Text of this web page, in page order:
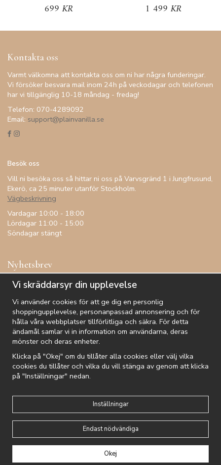
699 KR 1 499 KR
Kontakta oss
Varmt välkomna att kontakta oss om ni har några funderingar.
Vi försöker besvara mail inom 24h på veckodagar och telefonen
har vi tillgänglig 10-18 måndag - fredag!
Telefon: 070-4289092
Email: support@plainvanilla.se
Besök oss
Vill ni besöka oss så hittar ni oss på Varvsgränd 1 i Jungfrusund,
Ekerö, ca 25 minuter utanför Stockholm.
Vägbeskrivning
Vardagar 10:00 - 18:00
Lördagar 11:00 - 15:00
Söndagar stängt
Nyhetsbrev
Få inspiration, förtur till kampanjer, specialerbjudanden och
De uppgifter du matar in kommer endast användas till våra nyhetsbrev.
Logga in
Om cookies Integritetspolicy
Drift & produktion:Wikinggruppen
Vi skräddarsyr din upplevelse
Vi använder cookies för att ge dig en personlig
shoppingupplevelse, personanpassad annonsering och för
hålla våra webbplatser tillförlitliga och säkra. För detta
ändamål samlar vi in information om användarna, deras
mönster och deras enheter.
Klicka på "Okej" om du tillåter alla cookies eller välj vilka
cookies du tillåter och vilka du vill stänga av genom att klicka
på "Inställningar" nedan.
Inställningar
Endast nödvändiga
Okej